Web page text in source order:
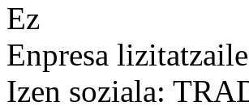
Ez
Enpresa
Izen soziala: